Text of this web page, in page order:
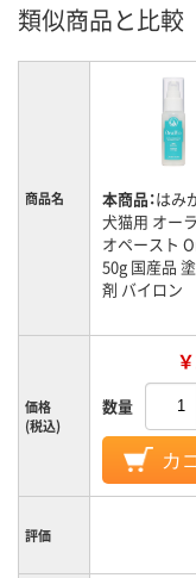
類似商品と比較
商品名 本商品：はみ
犬猫用 オー
オペースト
50g 国産品
剤 バイロン
価格
(税込)
数量
カ
評価